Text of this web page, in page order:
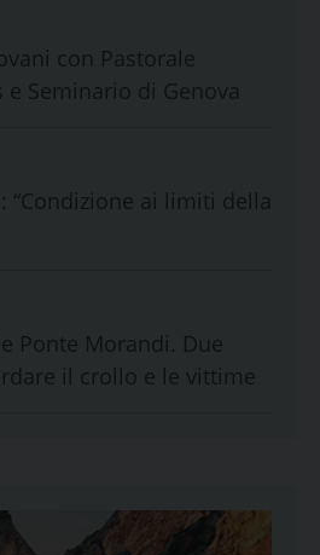
con Pastorale
e Seminario di Genova
“Condizione ai limiti della
Ponte Morandi. Due
il crollo e le vittime